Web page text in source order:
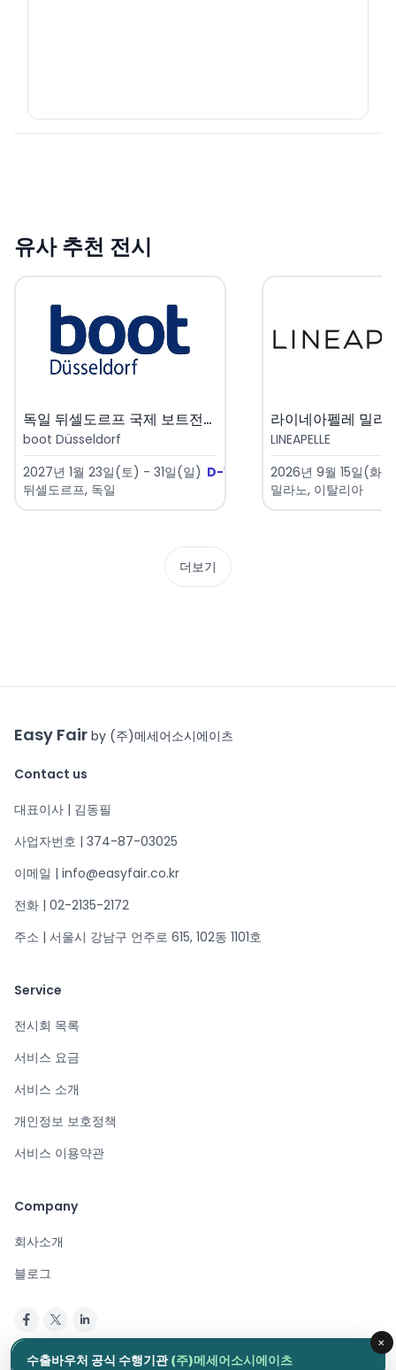
유사 추천 전시
독일 뒤셀도르프 국제 보트전시회 ..
boot Düsseldorf
2027년 1월 23일(토) - 31일(일) D-167
뒤셀도르프, 독일
LINEAPELLE
2026년 9월 15일(화)
밀라노, 이탈리아
더보기
Easy Fair by (주)메세어소시에이츠
Copyright © 2024. All rights reserved.
Contact us
대표이사 | 김동필
사업자번호 | 374-87-03025
이메일 | info@easyfair.co.kr
전화 | 02-2135-2172
주소 | 서울시 강남구 언주로 615, 102동 1101호
Service
전시회 목록
서비스 요금
서비스 소개
개인정보 보호정책
서비스 이용약관
Company
회사소개
블로그
×
수출바우처 공식 수행기관(주)메세어소시에이츠